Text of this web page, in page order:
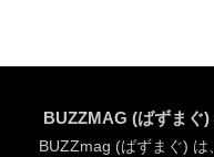
BUZZMAG (ばずまぐ
BUZZmag (ばずまぐ)